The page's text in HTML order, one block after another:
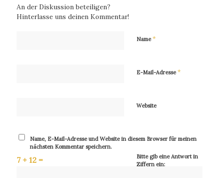
An der Diskussion beteiligen?
Hinterlasse uns deinen Kommentar!
Name*
E-Mail-Adresse*
Website
Name, E-Mail-Adresse und Website in diesem Browser für meinen
nächsten Kommentar speichern.
Bitte gib eine Antwort in
Ziffern ein:
7 + 12 =